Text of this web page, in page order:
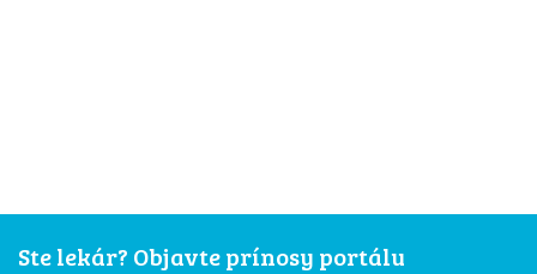
Ste lekár? Objavte prínosy portálu